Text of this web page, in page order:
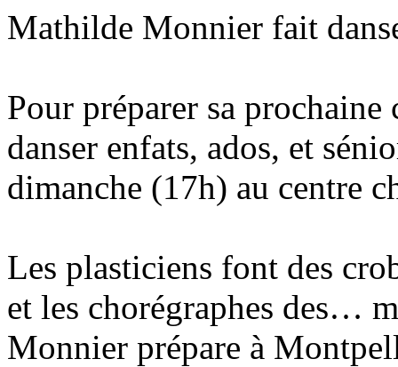
Mathilde Monnier fait
Pour préparer sa
danser enfats, ados, et
dimanche (17h) au centre
Les plasticiens font des
et les chorégraphes des…
Monnier prépare à